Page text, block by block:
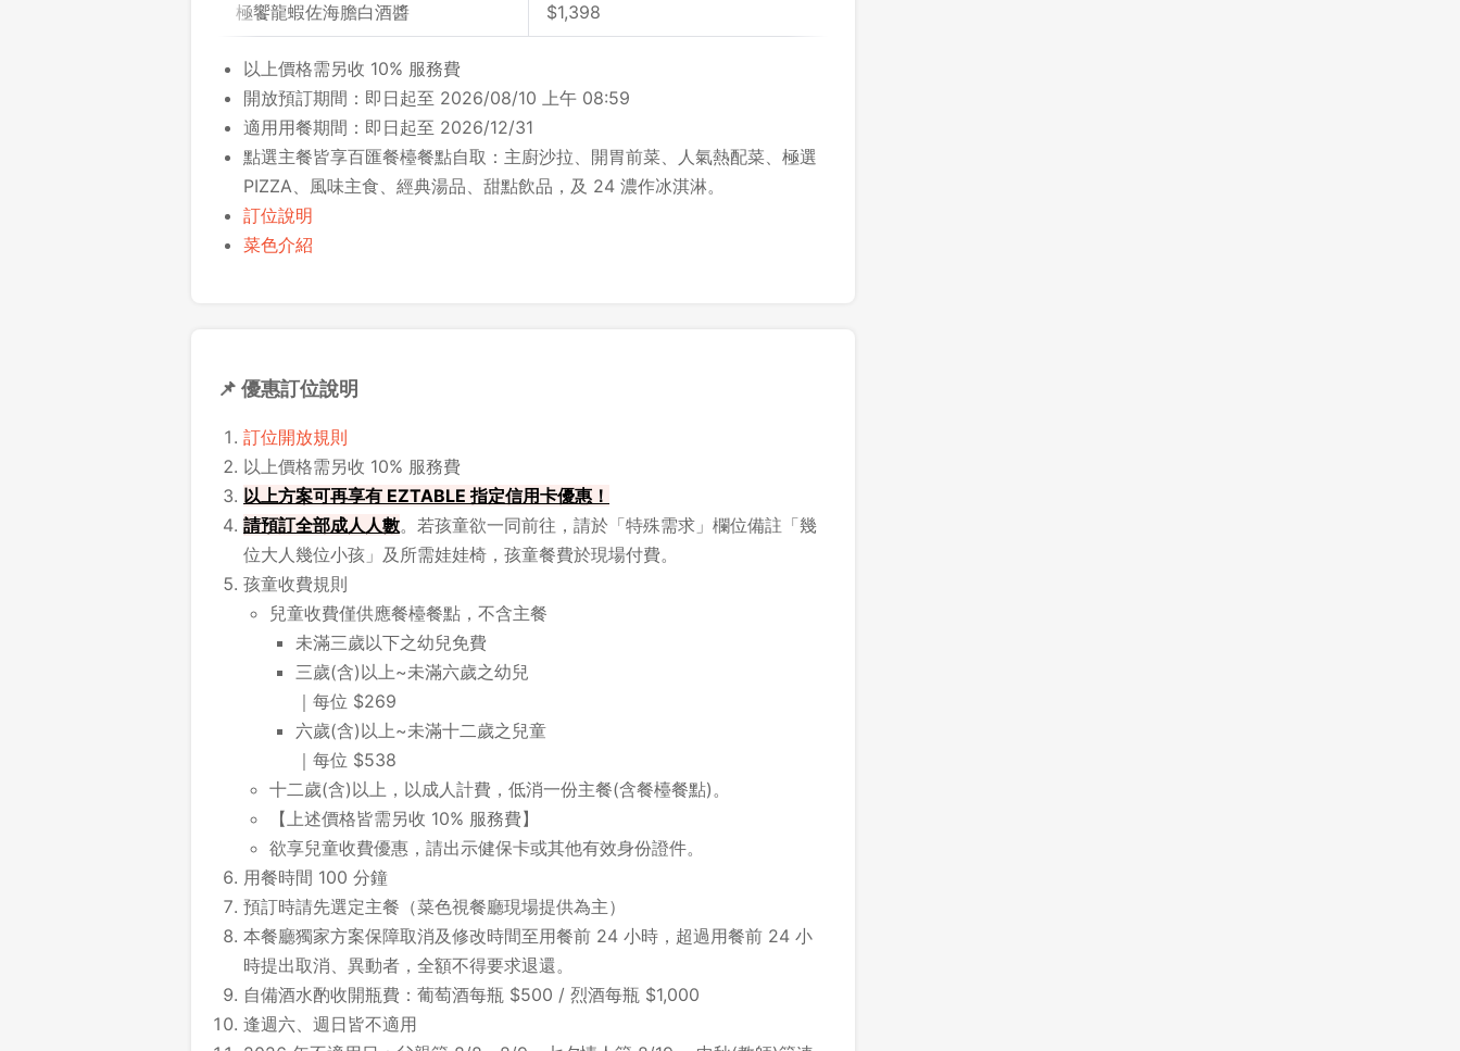
極饗龍蝦佐海膽白酒醬 $1,398
以上價格需另收 10% 服務費
開放預訂期間：即日起至 2026/08/10 上午 08:59
適用用餐期間：即日起至 2026/12/31
點選主餐皆享百匯餐檯餐點自取：主廚沙拉、開胃前菜、人氣熱配菜、極選
PIZZA、風味主食、經典湯品、甜點飲品，及 24 濃作冰淇淋。
訂位說明
菜色介紹
📌 優惠訂位說明
訂位開放規則
以上價格需另收 10% 服務費
以上方案可再享有 EZTABLE 指定信用卡優惠！
請預訂全部成人人數。若孩童欲一同前往，請於「特殊需求」欄位備註「幾
位大人幾位小孩」及所需娃娃椅，孩童餐費於現場付費。
孩童收費規則
兒童收費僅供應餐檯餐點，不含主餐
未滿三歲以下之幼兒免費
三歲(含)以上~未滿六歲之幼兒
｜每位 $269
六歲(含)以上~未滿十二歲之兒童
｜每位 $538
十二歲(含)以上，以成人計費，低消一份主餐(含餐檯餐點)。
【上述價格皆需另收 10% 服務費】
欲享兒童收費優惠，請出示健保卡或其他有效身份證件。
用餐時間 100 分鐘
預訂時請先選定主餐（菜色視餐廳現場提供為主）
本餐廳獨家方案保障取消及修改時間至用餐前 24 小時，超過用餐前 24 小
時提出取消、異動者，全額不得要求退還。
自備酒水酌收開瓶費：葡萄酒每瓶 $500 / 烈酒每瓶 $1,000
逢週六、週日皆不適用